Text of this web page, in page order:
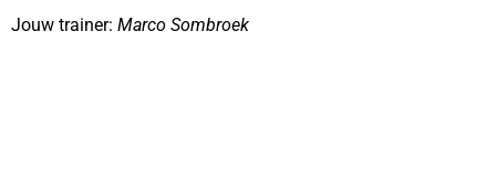
Jouw trainer: Marco Sombroek